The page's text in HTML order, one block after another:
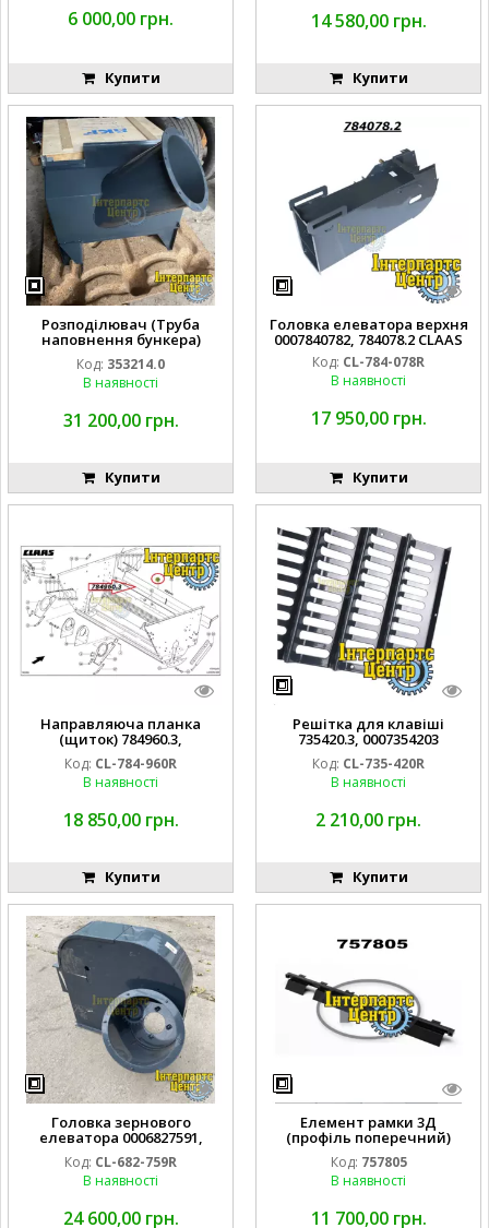
6 000,00 грн.
Купити
14 580,00 грн.
Купити
Розподілювач (Труба
наповнення бункера)
353214.0, 0003532140 CLAAS
Код: 353214.0
В наявності
31 200,00 грн.
Купити
Головка елеватора верхня
0007840782, 784078.2 CLAAS
Код: CL-784-078R
В наявності
17 950,00 грн.
Купити
Направляюча планка
(щиток) 784960.3,
0007849603 CLAAS
Код: CL-784-960R
В наявності
18 850,00 грн.
Купити
Решітка для клавіші
735420.3, 0007354203
Код: CL-735-420R
В наявності
2 210,00 грн.
Купити
Головка зернового
елеватора 0006827591,
682759.1 CLAAS
Код: CL-682-759R
В наявності
24 600,00 грн.
Елемент рамки 3Д
(профіль поперечний)
757805.0 00 0757 805 0 CLAAS
Код: 757805
В наявності
11 700,00 грн.